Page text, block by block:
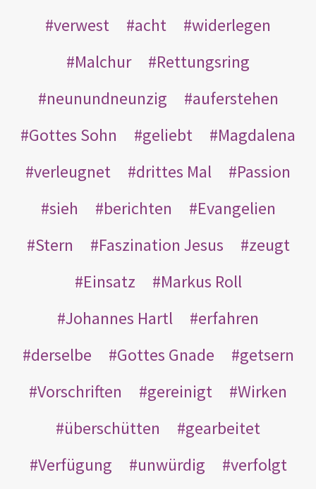
verwest
acht
widerlegen
Malchur
Rettungsring
neunundneunzig
auferstehen
Gottes Sohn
geliebt
Magdalena
verleugnet
drittes Mal
Passion
sieh
berichten
Evangelien
Stern
Faszination Jesus
zeugt
Einsatz
Markus Roll
Johannes Hartl
erfahren
derselbe
Gottes Gnade
getsern
Vorschriften
gereinigt
Wirken
überschütten
gearbeitet
Verfügung
unwürdig
verfolgt